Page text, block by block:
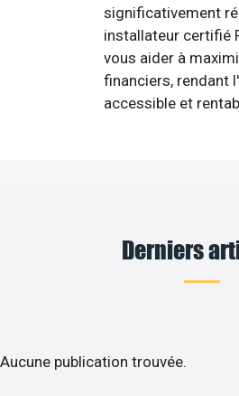
significativement
installateur certifié
vous aider à
financiers, rendant
accessible et
Derniers
Aucune publication trouvée.